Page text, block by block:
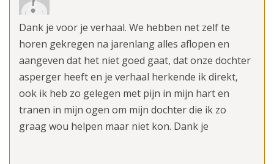
Dank je voor je verhaal. We hebben net zelf te
horen gekregen na jarenlang alles aflopen en
aangeven dat het niet goed gaat, dat onze dochter
asperger heeft en je verhaal herkende ik direkt,
ook ik heb zo gelegen met pijn in mijn hart en
tranen in mijn ogen om mijn dochter die ik zo
graag wou helpen maar niet kon. Dank je